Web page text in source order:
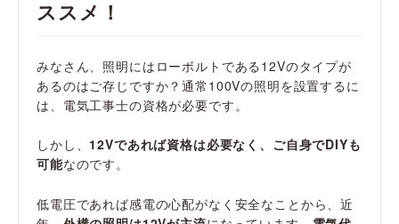
ススメ！
みなさん、照明にはローボルトである12Vのタイプが
あるのはご存じですか？通常100Vの照明を設置するに
は、電気工事士の資格が必要です。
しかし、 12Vであれば資格は必要なく、ご自身でDIYも
可能なのです。
低電圧であれば感電の心配がなく安全なことから、近